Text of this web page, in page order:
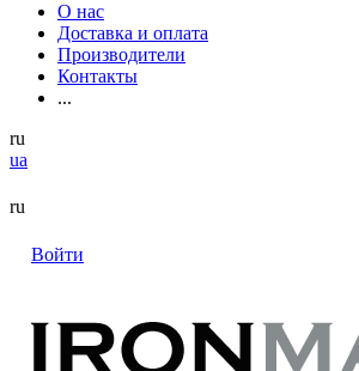
О нас
Доставка и оплата
Производители
Контакты
...
ru
ua
ru
Войти